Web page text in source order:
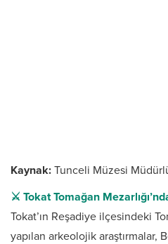
Kaynak: Tunceli Müzesi
⚔️ Tokat Tomağan
Tokat’ın Reşadiye ilçesindeki
yapılan arkeolojik araştırmalar,